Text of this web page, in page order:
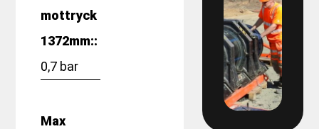
2240 - Öjersjö
2241 – DPU Knektadammen
mottryck
1372mm::
0,7 bar
Max